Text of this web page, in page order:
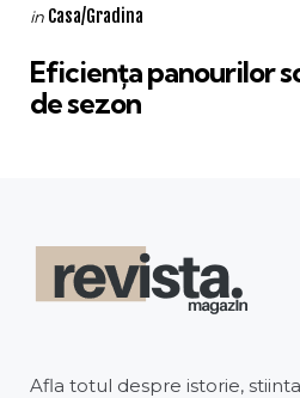
Categories
Posted
in Casa/Gradina
Eficiența panourilor
de sezon
Afla totul despre istorie,